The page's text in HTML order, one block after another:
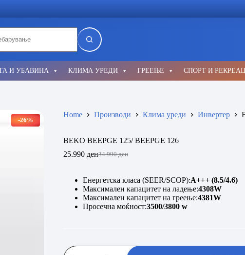
И УБАВИНА КЛИМА УРЕДИ ГРЕЕЊЕ СПОРТ И
-26%
Home Производи Клима уреди Инвертер
BEKO BEEPGE 125/ BEEPGE 126
34.990ден
Original
34.990 ден.
25.990 денCurrent
25.990 ден.
Енергетска класа (SEER/SCOP):A+++ (8.5/4.6)
Максимален капацитет на ладење:4308W
Максимален капацитет на греење:4381W
Просечна моќност:3500/3800 w
BEKO